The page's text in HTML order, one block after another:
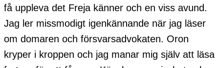
få uppleva det Freja känner och en viss avund.
Jag ler missmodigt igenkännande när jag läser
om domaren och försvarsadvokaten. Oron
kryper i kroppen och jag manar mig själv att läsa